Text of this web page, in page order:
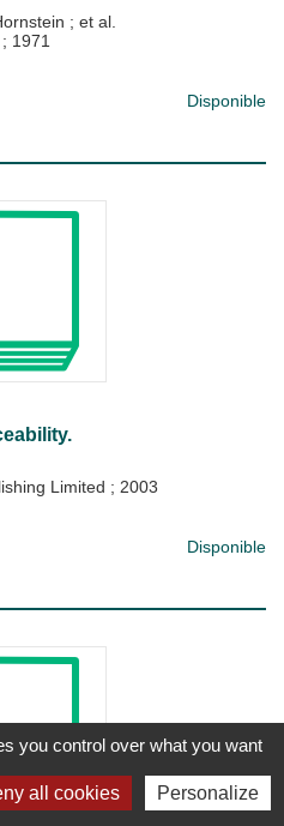
; et al.
; 1971
Disponible
Limited ; 2003
Disponible
you control over what you want
all cookies Personalize